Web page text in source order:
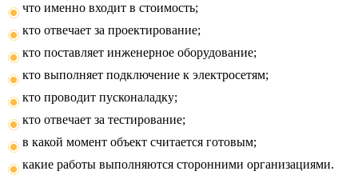
что именно входит в стоимость;
кто отвечает за проектирование;
кто поставляет инженерное оборудование;
кто выполняет подключение к электросетям;
кто проводит пусконаладку;
кто отвечает за тестирование;
в какой момент объект считается готовым;
какие работы выполняются сторонними организациями.